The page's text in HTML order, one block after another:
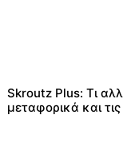
Skroutz Plus: Τι
μεταφορικά και